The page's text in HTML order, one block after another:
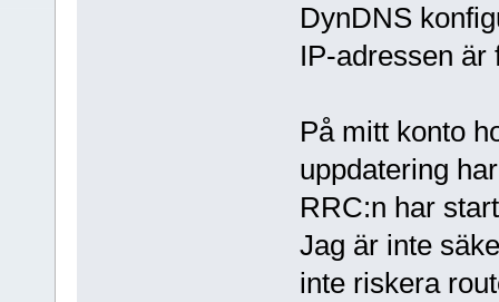
DynDNS
IP-adressen är
På mitt konto
uppdatering
RRC:n har
Jag är inte
inte riskera